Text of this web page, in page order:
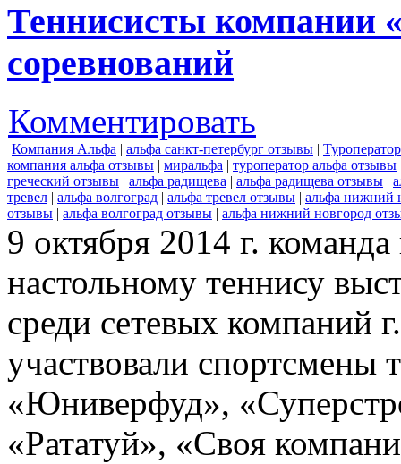
Теннисисты компании
соревнований
Комментировать
Компания Альфа | альфа санкт-петербург отзывы |
компания альфа отзывы | миральфа | туроператор альфа отзывы
греческий отзывы | альфа радищева | альфа радищева отзывы |
тревел | альфа волгоград | альфа тревел отзывы | альфа нижний
отзывы | альфа волгоград отзывы | альфа нижний новгород
9 октября 2014 г.
настольному теннису
среди сетевых компаний
участвовали спортсмены
«Юниверфуд»,
«Рататуй», «Своя